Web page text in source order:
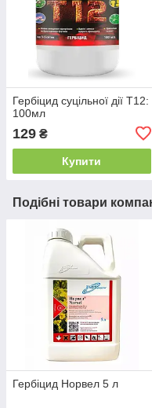
Гербіцид суцільної дії Т12:
100мл
129 ₴
Купити
Подібні товари
Гербіцид Норвел 5 л